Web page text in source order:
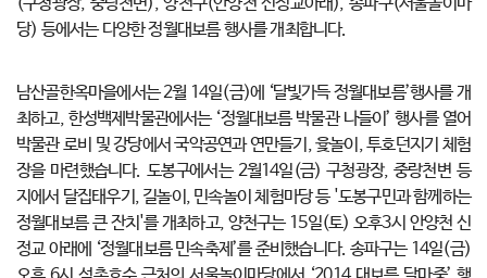
당) 등에서는 다양한 정월대보름 행사를 개최합니다.
남산골한옥마을에서는 2월 14일(금)에 ‘달빛가득 정월대보름’행사를 개
최하고, 한성백제박물관에서는 ‘정월대보름 박물관 나들이’ 행사를 열어
박물관 로비 및 강당에서 국악공연과 연만들기, 윷놀이, 투호던지기 체험
장을 마련했습니다. 도봉구에서는 2월14일(금) 구청광장, 중랑천변 등
지에서 달집태우기, 길놀이, 민속놀이 체험마당 등 '도봉구민과 함께하는
정월대보름 큰 잔치'를 개최하고, 양천구는 15일(토) 오후3시 안양천 신
정교 아래에 ‘정월대보름 민속축제’를 준비했습니다. 송파구는 14일(금)